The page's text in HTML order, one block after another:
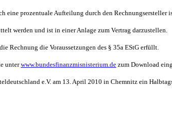
eine prozentuale Aufteilung durch den Rechnungsersteller
werden und ist in einer Anlage zum Vertrag darzustellen.
Rechnung die Voraussetzungen des § 35a EStG erfüllt.
unterwww.bundesfinanzmisnisterium.de zum Download
e.V. am 13. April 2010 in Chemnitz ein